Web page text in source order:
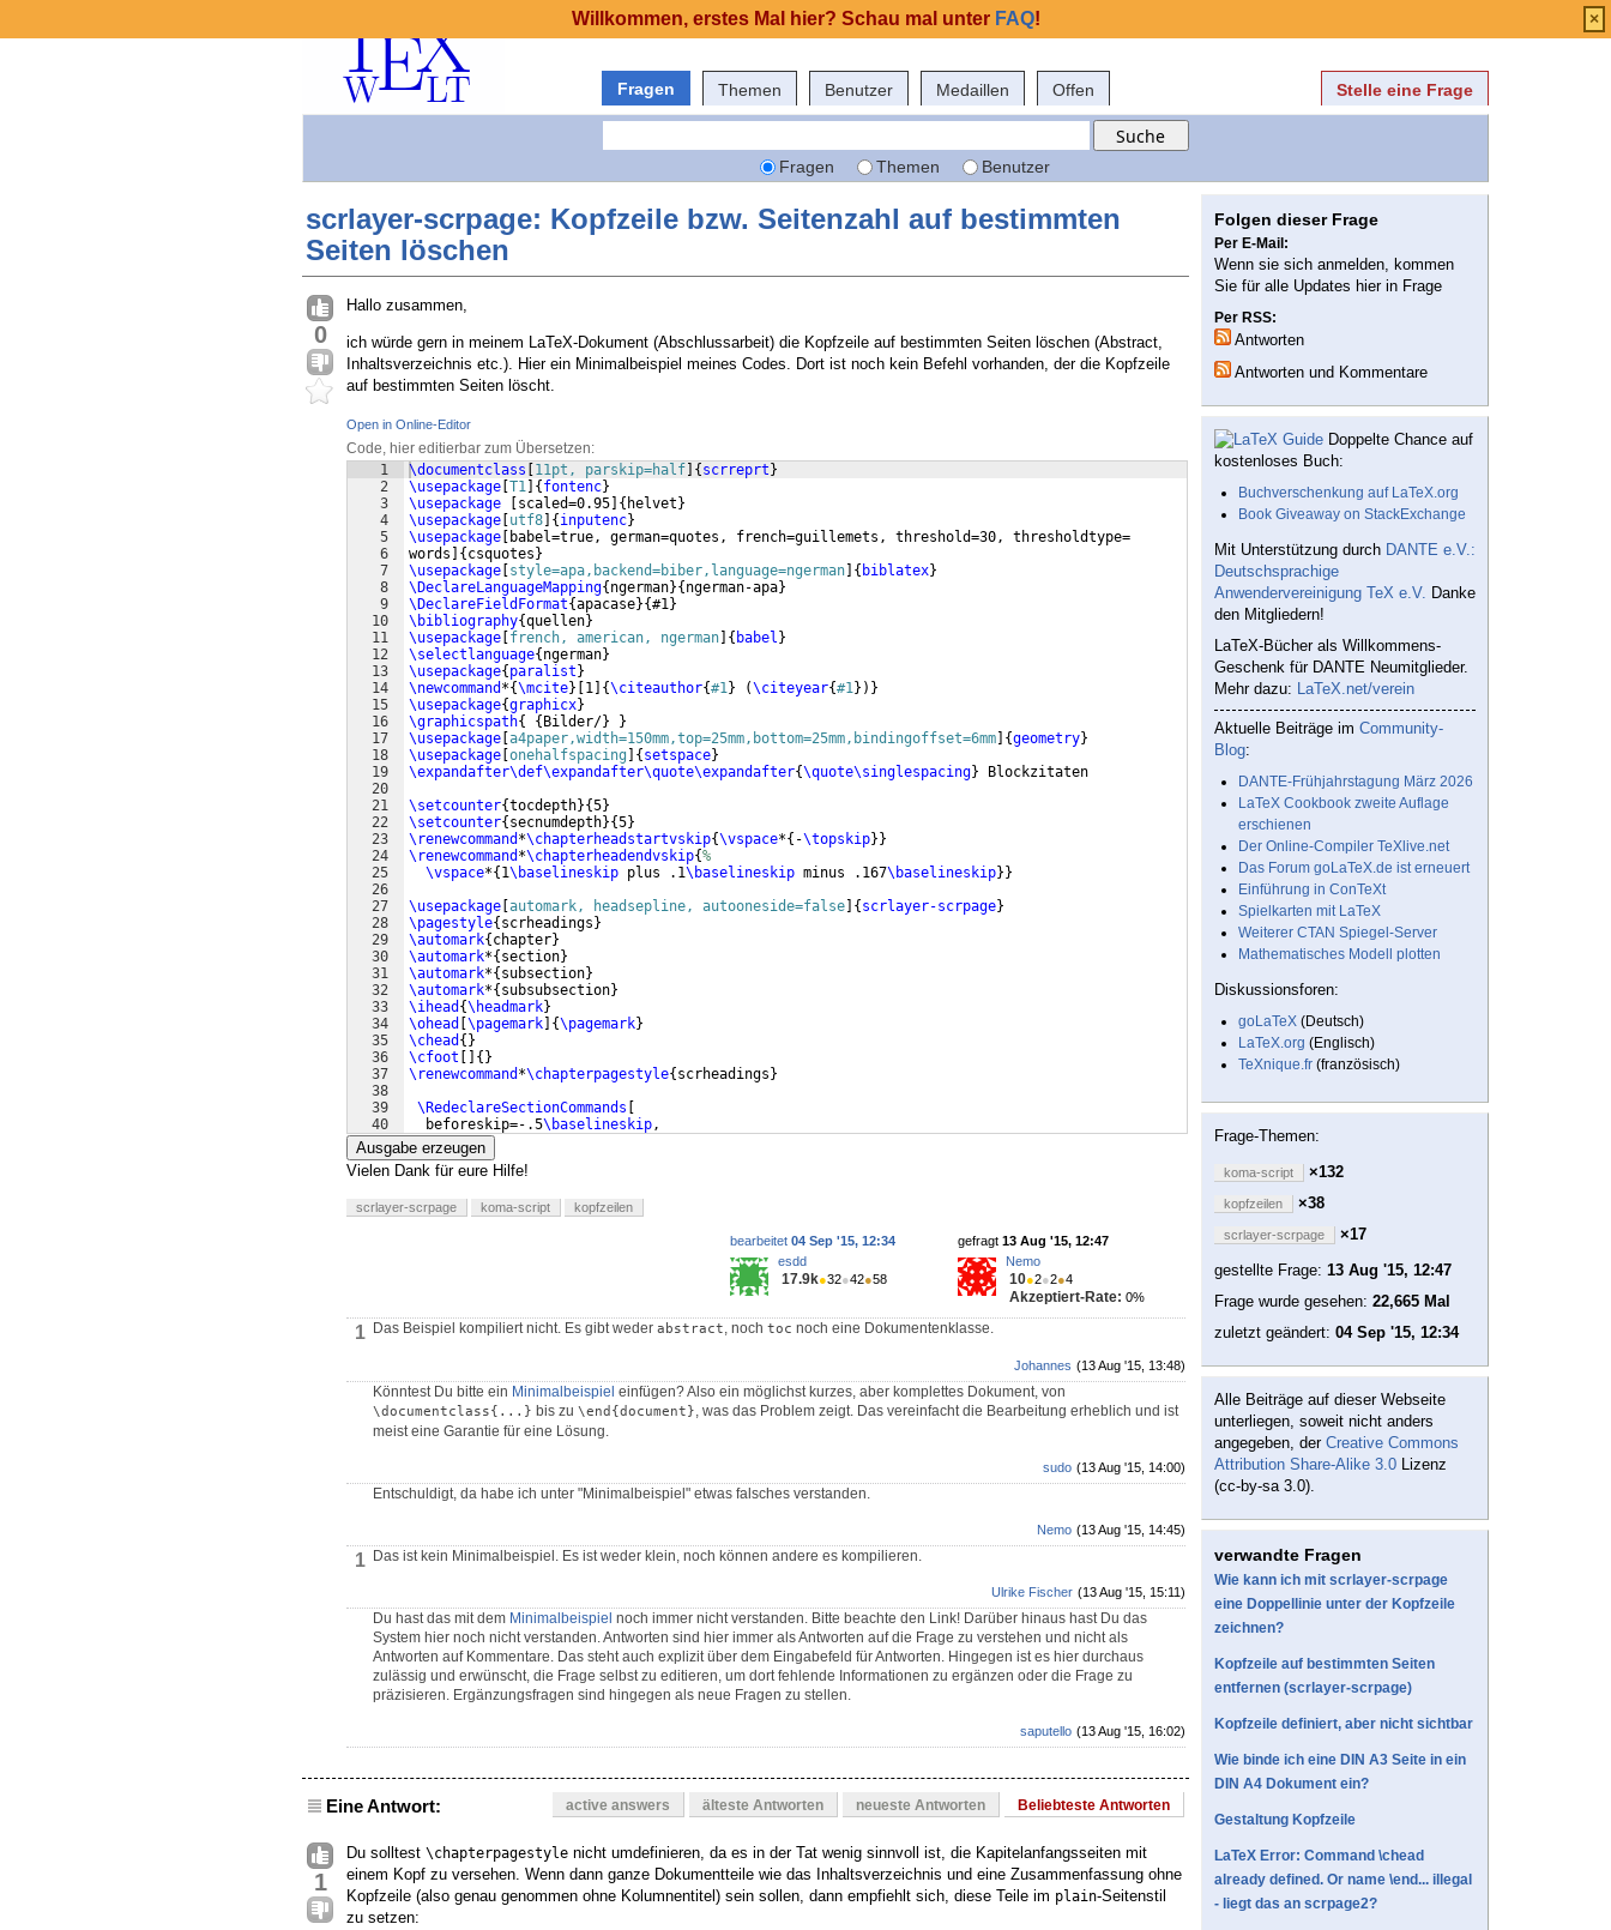
Fragen Themen Benutzer Medaillen Offen Stelle eine Frage
Fragen Themen Benutzer
scrlayer-scrpage: Kopfzeile bzw. Seitenzahl auf bestimmten
Seiten löschen
0
Hallo zusammen,
ich würde gern in meinem LaTeX-Dokument (Abschlussarbeit) die Kopfzeile auf bestimmten Seiten löschen (Abstract,
Inhaltsverzeichnis etc.). Hier ein Minimalbeispiel meines Codes. Dort ist noch kein Befehl vorhanden, der die Kopfzeile
auf bestimmten Seiten löscht.
Open in Online-Editor
Code, hier editierbar zum Übersetzen:
1
2
3
4
5
6
7
8
9
10
11
12
13
14
15
16
17
18
19
20
21
22
23
24
25
26
27
28
29
30
31
32
33
34
35
36
37
38
39
40
41
\documentclass 11pt, parskip=half { scrreprt }
\usepackage T1 { fontenc}
\usepackage
scaled=0.95 { helvet }
\usepackage utf8 { inputenc}
\usepackage
babel=true, german=quotes, french=guillemets, threshold=30, thresholdtype=
words
{ csquotes }
\usepackage style=apa,backend=biber,language=ngerman { biblatex}
\DeclareLanguageMapping{ ngerman}{ ngerman-apa}
\DeclareFieldFormat{apacase}{#1}
\bibliography{quellen}
\usepackage french, american, ngerman { babel }
\selectlanguage{ ngerman}
\usepackage{ paralist }
\newcommand *{\mcite} 1 {\citeauthor{#1} (\citeyear{#1} )}
\usepackage{graphicx}
\graphicspath{ { Bilder/}
}
\usepackage a4paper,width=150mm,top=25mm,bottom=25mm,bindingoffset=6mm {geometry}
\usepackage onehalfspacing { setspace}
\expandafter\def\expandafter\quote\expandafter{\quote\singlespacing} Blockzitaten
\setcounter{tocdepth}{5}
\setcounter{ secnumdepth}{5}
\renewcommand *\chapterheadstartvskip{\vspace*{ -\topskip}}
\renewcommand *\chapterheadendvskip{%
\vspace*{ 1\baselineskip plus .1\baselineskip minus .167\baselineskip}}
\usepackage automark, headsepline, autooneside=false { scrlayer-scrpage}
\pagestyle{ scrheadings }
\automark{ chapter}
\automark*{ section}
\automark*{ subsection}
\automark*{ subsubsection}
\ihead {\headmark}
\ohead
\pagemark {\pagemark}
\chead { }
\cfoot
{ }
\renewcommand *\chapterpagestyle{ scrheadings }
\RedeclareSectionCommands
  beforeskip=-.5
\baselineskip,
  afterskip=.001
Ausgabe erzeugen
Vielen Dank für eure Hilfe!
scrlayer-scrpage koma-script kopfzeilen
gefragt 13 Aug '15, 12:47
Nemo
10●2●2●4
Akzeptiert-Rate: 0%
bearbeitet 04 Sep '15, 12:34
esdd
17.9k●32●42●58
1 Das Beispiel kompiliert nicht. Es gibt weder abstract, noch toc noch eine Dokumentenklasse.
(13 Aug '15, 13:48)
Johannes
Könntest Du bitte ein Minimalbeispiel einfügen? Also ein möglichst kurzes, aber komplettes Dokument, von
\documentclass{...} bis zu \end{document}, was das Problem zeigt. Das vereinfacht die Bearbeitung erheblich und ist
meist eine Garantie für eine Lösung.
(13 Aug '15, 14:00)
sudo
Entschuldigt, da habe ich unter "Minimalbeispiel" etwas falsches verstanden.
(13 Aug '15, 14:45)
Nemo
1 Das ist kein Minimalbeispiel. Es ist weder klein, noch können andere es kompilieren.
(13 Aug '15, 15:11)
Ulrike Fischer
Du hast das mit dem Minimalbeispiel noch immer nicht verstanden. Bitte beachte den Link! Darüber hinaus hast Du das
System hier noch nicht verstanden. Antworten sind hier immer als Antworten auf die Frage zu verstehen und nicht als
Antworten auf Kommentare. Das steht auch explizit über dem Eingabefeld für Antworten. Hingegen ist es hier durchaus
zulässig und erwünscht, die Frage selbst zu editieren, um dort fehlende Informationen zu ergänzen oder die Frage zu
präzisieren. Ergänzungsfragen sind hingegen als neue Fragen zu stellen.
(13 Aug '15, 16:02)
saputello
Eine Antwort: active answers älteste Antworten neueste Antworten Beliebteste Antworten
1
Du solltest \chapterpagestyle nicht umdefinieren, da es in der Tat wenig sinnvoll ist, die Kapitelanfangsseiten mit
einem Kopf zu versehen. Wenn dann ganze Dokumentteile wie das Inhaltsverzeichnis und eine Zusammenfassung ohne
Kopfzeile (also genau genommen ohne Kolumnentitel) sein sollen, dann empfiehlt sich, diese Teile im plain-Seitenstil
zu setzen:
Folgen dieser Frage
Per E-Mail:
Wenn sie sich anmelden, kommen
Sie für alle Updates hier in Frage
Per RSS:
Antworten
Antworten und Kommentare
Doppelte Chance auf
kostenloses Buch:
Buchverschenkung auf LaTeX.org
Book Giveaway on StackExchange
Mit Unterstützung durch DANTE e.V.:
Deutschsprachige
Anwendervereinigung TeX e.V. Danke
den Mitgliedern!
LaTeX-Bücher als Willkommens-
Geschenk für DANTE Neumitglieder.
Mehr dazu: LaTeX.net/verein
Aktuelle Beiträge im Community-
Blog:
DANTE-Frühjahrstagung März 2026
LaTeX Cookbook zweite Auflage
erschienen
Der Online-Compiler TeXlive.net
Das Forum goLaTeX.de ist erneuert
Einführung in ConTeXt
Spielkarten mit LaTeX
Weiterer CTAN Spiegel-Server
Mathematisches Modell plotten
Diskussionsforen:
goLaTeX (Deutsch)
LaTeX.org (Englisch)
TeXnique.fr (französisch)
Frage-Themen:
koma-script ×132
kopfzeilen ×38
scrlayer-scrpage
×17
gestellte Frage: 13 Aug '15, 12:47
Frage wurde gesehen: 22,665 Mal
zuletzt geändert: 04 Sep '15, 12:34
Alle Beiträge auf dieser Webseite
unterliegen, soweit nicht anders
angegeben, der Creative Commons
Attribution Share-Alike 3.0 Lizenz
(cc-by-sa 3.0).
verwandte Fragen
Wie kann ich mit scrlayer-scrpage
eine Doppellinie unter der Kopfzeile
zeichnen?
Kopfzeile auf bestimmten Seiten
entfernen (scrlayer-scrpage)
Kopfzeile definiert, aber nicht sichtbar
Wie binde ich eine DIN A3 Seite in ein
DIN A4 Dokument ein?
Gestaltung Kopfzeile
LaTeX Error: Command \chead
already defined. Or name \end... illegal
- liegt das an scrpage2?
Willkommen, erstes Mal hier? Schau mal unter FAQ! ×